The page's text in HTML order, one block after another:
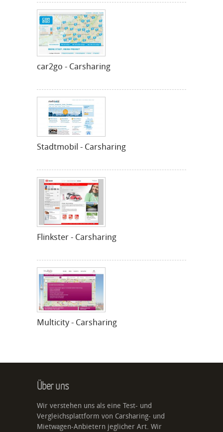
car2go - Carsharing
Stadtmobil - Carsharing
Flinkster - Carsharing
Multicity - Carsharing
Über uns
Wir verstehen uns als eine Test- und
Vergleichsplattform von Carsharing- und
Mietwagen-Anbietern jeglicher Art. Wir